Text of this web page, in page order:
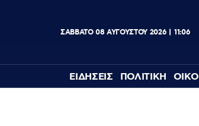
ΣΑΒΒΑΤΟ 08 ΑΥΓΟΥΣΤΟΥ 2026 11:06
ΕΙΔΗΣΕΙΣ ΠΟΛΙΤΙΚΗ